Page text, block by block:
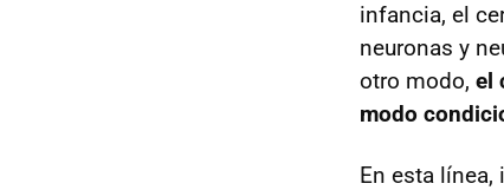
infancia, el
neuronas y
otro modo, el
modo
En esta línea,